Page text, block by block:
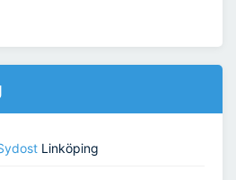
Linköping